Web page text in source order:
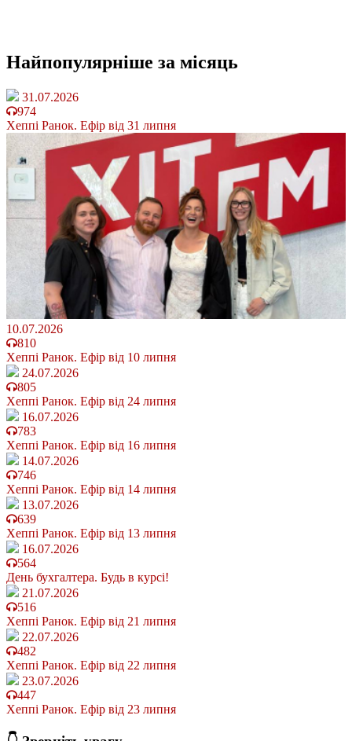
Найпопулярніше за місяць
31.07.2026
974
Хеппі Ранок. Ефір від 31 липня
10.07.2026
810
Хеппі Ранок. Ефір від 10 липня
24.07.2026
805
Хеппі Ранок. Ефір від 24 липня
16.07.2026
783
Хеппі Ранок. Ефір від 16 липня
14.07.2026
746
Хеппі Ранок. Ефір від 14 липня
13.07.2026
639
Хеппі Ранок. Ефір від 13 липня
16.07.2026
564
День бухгалтера. Будь в курсі!
21.07.2026
516
Хеппі Ранок. Ефір від 21 липня
22.07.2026
482
Хеппі Ранок. Ефір від 22 липня
23.07.2026
447
Хеппі Ранок. Ефір від 23 липня